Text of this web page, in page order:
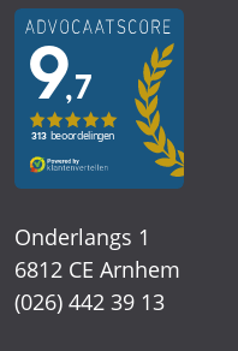
Onderlangs 1
6812 CE Arnhem
(026) 442 39 13